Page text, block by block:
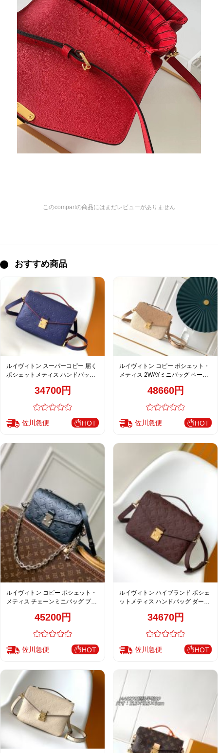
このcompartの商品にはまだレビューがありません
おすすめ商品
ルイヴィトン スーパーコピー 届く
ポシェットメティス ハンドバッグ
34700円
佐川急便 HOT
ルイヴィトン コピー ポシェット・
メティス 2WAYミニバッグ ベージ
デザイン M41487 M40780
48660円
佐川急便 HOT
ルイヴィトン コピー ポシェット・
メティス チェーンミニバッグ ブラ
45200円
佐川急便 HOT
ルイヴィトン ハイブランド ポシェ
ットメティス ハンドバッグ ダーク
34670円
佐川急便 HOT